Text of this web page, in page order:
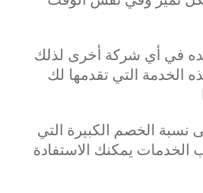
في أي شركة أخرى لذلك
الخدمة التي تقدمها لك
نسبة الخصم الكبيرة التي
الخدمات يمكنك الاستفادة